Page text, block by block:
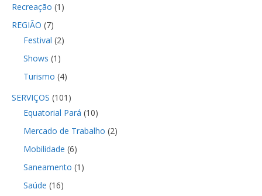
Recreação (1)
REGIÃO (7)
Festival (2)
Shows (1)
Turismo (4)
SERVIÇOS (101)
Equatorial Pará (10)
Mercado de Trabalho (2)
Mobilidade (6)
Saneamento (1)
Saúde (16)